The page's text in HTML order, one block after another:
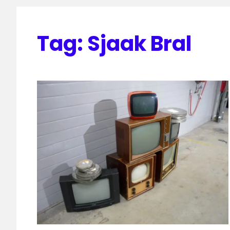
Tag: Sjaak Bral